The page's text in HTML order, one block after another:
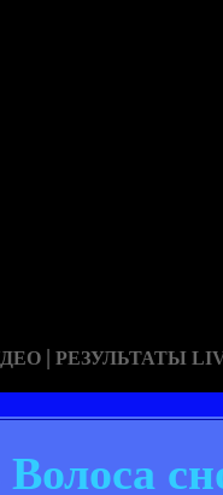
| РЕЗУЛЬТАТЫ